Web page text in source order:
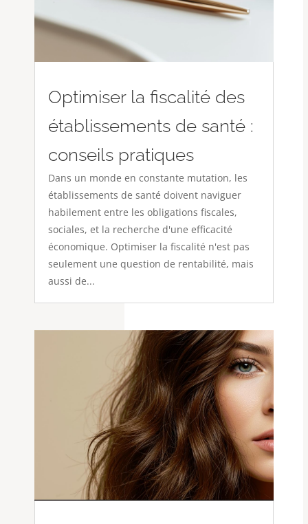
Optimiser la fiscalité des
établissements de santé :
conseils pratiques
Dans un monde en constante mutation, les
établissements de santé doivent naviguer
habilement entre les obligations fiscales,
sociales, et la recherche d'une efficacité
économique. Optimiser la fiscalité n'est pas
seulement une question de rentabilité, mais
aussi de...